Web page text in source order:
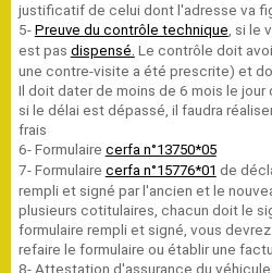
justificatif de celui dont l'adresse va
5- Preuve du contrôle technique, si le
est pas dispensé. Le contrôle doit
une contre-visite a été prescrite) et
Il doit dater de moins de 6 mois le
si le délai est dépassé, il faudra
frais
6- Formulaire cerfa n°13750*05
7- Formulaire cerfa n°15776*01 de
rempli et signé par l'ancien et le
plusieurs cotitulaires, chacun doit le
formulaire rempli et signé, vous
refaire le formulaire ou établir une
8- Attestation d'assurance du